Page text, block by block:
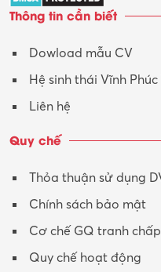
Tư vấn
Tư vấn – Kiến trúc
Y tế-Dược
Thông tin cần biết
Dowload mẫu CV
Hệ sinh thái Vĩnh
Liên hệ
Quy chế
Thỏa thuận sử dụng
Chính sách bảo mật
Cơ chế GQ tranh chấp
Quy chế hoạt động